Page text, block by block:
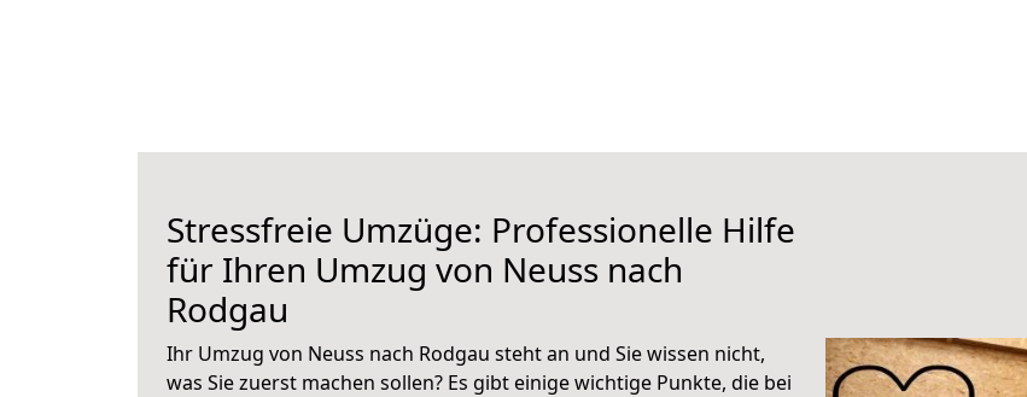
Stressfreie Umzüge: Professionelle Hilfe
für Ihren Umzug von Neuss nach
Rodgau
Ihr Umzug von Neuss nach Rodgau steht an und Sie wissen nicht,
was Sie zuerst machen sollen? Es gibt einige wichtige Punkte, die bei